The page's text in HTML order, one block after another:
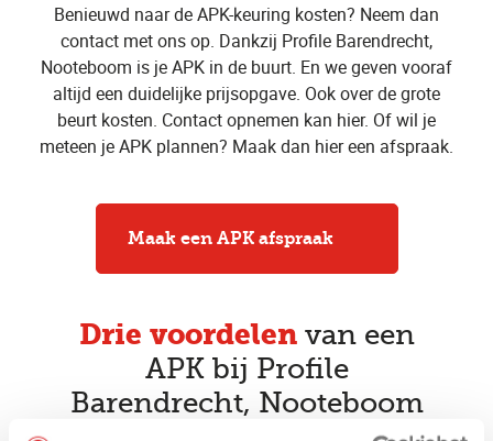
Benieuwd naar de APK-keuring kosten? Neem dan
contact met ons op. Dankzij Profile Barendrecht,
Nooteboom is je APK in de buurt. En we geven vooraf
altijd een duidelijke prijsopgave. Ook over de grote
beurt kosten. Contact opnemen kan hier. Of wil je
meteen je APK plannen? Maak dan hier een afspraak.
Maak een APK afspraak
Drie voordelen van een
APK bij Profile
Barendrecht, Nooteboom